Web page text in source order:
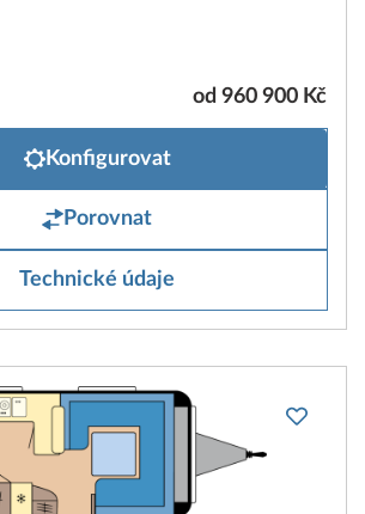
od 960 900 Kč
Konfigurovat
Porovnat
Technické údaje